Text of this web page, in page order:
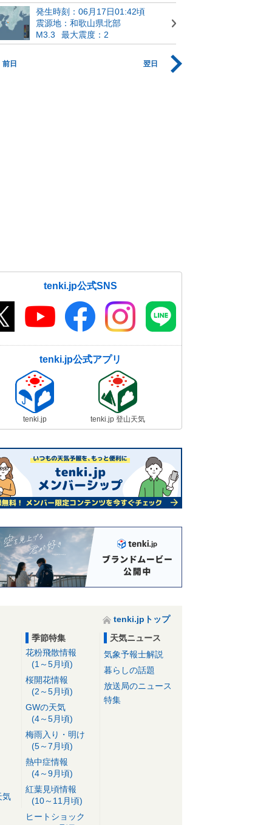
発生時刻：06月17日01:42頃
震源地：和歌山県北部
M3.3
最大震度：2
前日 翌日
tenki.jp公式SNS
tenki.jp公式アプリ
tenki.jp tenki.jp 登山天気
tenki.jpトップ
気
季節特集
花粉飛散情報
(1～5月頃)
桜開花情報
(2～5月頃)
GWの天気
(4～5月頃)
梅雨入り・明け
(5～7月頃)
熱中症情報
(4～9月頃)
紅葉見頃情報
(10～11月頃)
ヒートショック
天気ニュース
気象予報士解説
暮らしの話題
放送局のニュース
特集